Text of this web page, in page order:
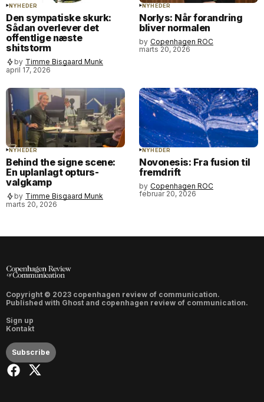
NYHEDER
Den sympatiske skurk:
Sådan overlever det
offentlige næste
shitstorm
by Timme Bisgaard Munk
april 17, 2026
NYHEDER
Norlys: Når forandring
bliver normalen
by Copenhagen ROC
marts 20, 2026
NYHEDER
Behind the signe scene:
En uplanlagt opturs-
valgkamp
by Timme Bisgaard Munk
marts 20, 2026
NYHEDER
Novonesis: Fra fusion til
fremdrift
by Copenhagen ROC
februar 20, 2026
Copyright © 2023 copenhagen review of communication.
Published with Ghost and copenhagen review of communication.
Sign up
Kontakt
Subscribe